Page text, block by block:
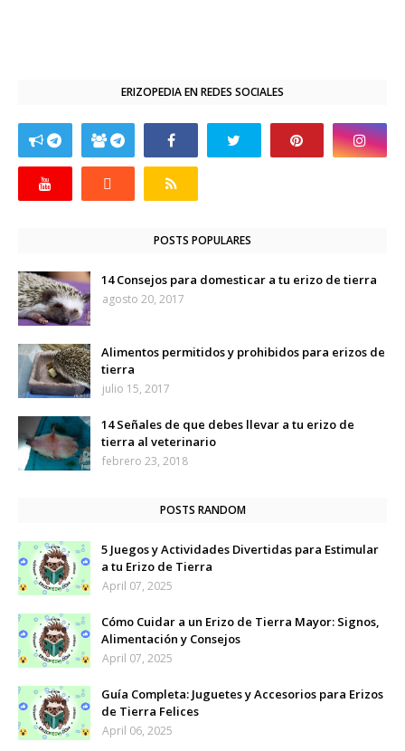
ERIZOPEDIA EN REDES SOCIALES
POSTS POPULARES
14 Consejos para domesticar a tu erizo de tierra
agosto 20, 2017
Alimentos permitidos y prohibidos para erizos de
tierra
julio 15, 2017
14 Señales de que debes llevar a tu erizo de
tierra al veterinario
febrero 23, 2018
POSTS RANDOM
5 Juegos y Actividades Divertidas para Estimular
a tu Erizo de Tierra
April 07, 2025
Cómo Cuidar a un Erizo de Tierra Mayor: Signos,
Alimentación y Consejos
April 07, 2025
Guía Completa: Juguetes y Accesorios para Erizos
de Tierra Felices
April 06, 2025